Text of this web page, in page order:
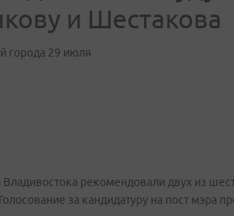
и Шестакова
города 29 июля
рекомендовали двух из
за кандидатуру на пост мэра